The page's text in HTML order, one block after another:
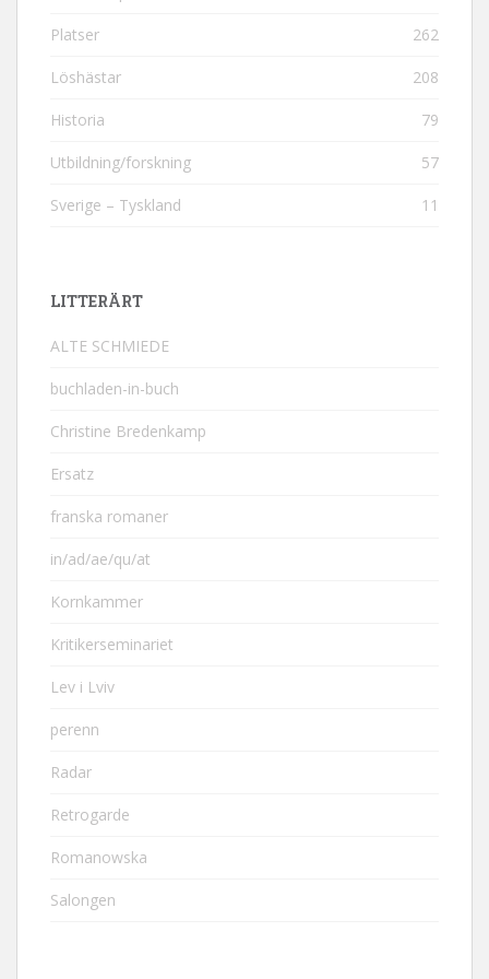
Platser 262
Löshästar 208
Historia 79
Utbildning/forskning 57
Sverige – Tyskland 11
LITTERÄRT
ALTE SCHMIEDE
buchladen-in-buch
Christine Bredenkamp
Ersatz
franska romaner
in/ad/ae/qu/at
Kornkammer
Kritikerseminariet
Lev i Lviv
perenn
Radar
Retrogarde
Romanowska
Salongen